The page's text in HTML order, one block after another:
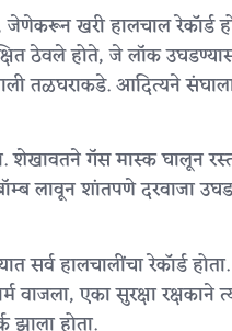
खरी हालचाल रेकॉर्ड
ठेवले होते, जे लॉक
आदित्यने संघाला
गॅस मास्क घालून
लावून शांतपणे दरवाजा
हालचालींचा रेकॉर्ड
एका सुरक्षा रक्षकाने